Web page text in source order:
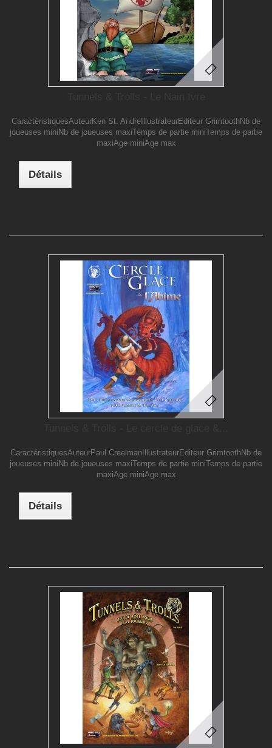
CaractéristiquesAuteurKen St. AndreIllustrateurEditeur GrimtoothNb de
joueuses miniNb de joueuses maxiTemps de partie miniTemps de partie
maxiAge miniAge max
Détails
CaractéristiquesAuteurPaul CreelmanIllustrateurEditeur GrimtoothNb de
joueuses miniNb de joueuses maxiTemps de partie miniTemps de partie
maxiAge miniAge max
Détails